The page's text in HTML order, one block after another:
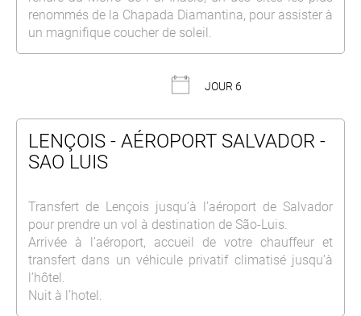
renommés de la Chapada Diamantina, pour assister à
un magnifique coucher de soleil.
JOUR 6
LENÇOIS - AÉROPORT SALVADOR -
SAO LUIS
Transfert de Lençois jusqu’à l’aéroport de Salvador
pour prendre un vol à destination de São-Luis.
Arrivée à l’aéroport, accueil de votre chauffeur et
transfert dans un véhicule privatif climatisé jusqu’à
l’hôtel.
Nuit à l’hotel.